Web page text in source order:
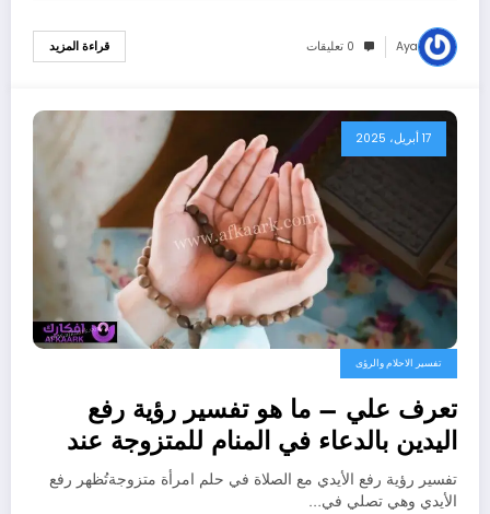
Aya 0 تعليقات قراءة المزيد
17 أبريل، 2025
تفسير الاحلام والرؤى
تعرف علي – ما هو تفسير رؤية رفع
اليدين بالدعاء في المنام للمتزوجة عند
ابن سيرين؟ – بالتفصيل
تفسير رؤية رفع الأيدي مع الصلاة في حلم امرأة متزوجةتُظهر رفع
الأيدي وهي تصلي في…